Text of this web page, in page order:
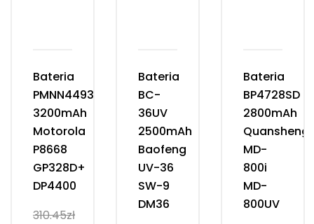
Bateria
PMNN4493D
3200mAh
Motorola
P8668
GP328D+
DP4400
310.45zł
Bateria
BC-
36UV
2500mAh
Baofeng
UV-36
SW-9
DM36
Bateria
BP4728SD
2800mAh
Quansheng
MD-
800i
MD-
800UV